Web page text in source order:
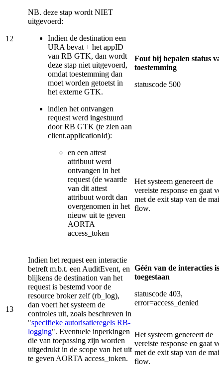
12
NB. deze stap wordt NIET
uitgevoerd:
Indien de destination een
URA bevat + het appID
van RB GTK, dan wordt
deze stap niet uitgevoerd,
omdat toestemming dan
moet worden getoetst in
het externe GTK.
indien het ontvangen
request werd ingestuurd
door RB GTK (te zien aan
client.applicationId):
en een attest
attribuut werd
ontvangen in het
request (de waarde
van dit attest
attribuut wordt dan
overgenomen in het
nieuw uit te geven
AORTA
access_token
Fout bij bepalen status
toestemming
statuscode 500
Het systeem genereert de
vereiste response en gaat
met de exit stap van de main
flow.
13
Indien het request een interactie
betreft m.b.t. een AuditEvent, en
blijkens de destination van het
request is bestemd voor de
resource broker zelf (rb_log),
dan voert het systeem de
controles uit, zoals beschreven in
"specifieke autorisatieregels RB-
logging". Eventuele inperkingen
die van toepassing zijn worden
uitgedrukt in de scope van het uit
te geven AORTA access_token.
Géén van de interacties is
toegestaan
statuscode 403,
error=access_denied
Het systeem genereert de
vereiste response en gaat
met de exit stap van de main
flow.